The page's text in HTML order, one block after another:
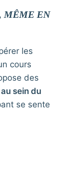
MÊME EN
les
cours
des
sein du
se sente